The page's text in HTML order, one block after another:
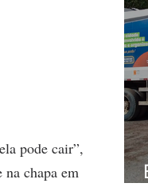
pode cair”,
chapa em